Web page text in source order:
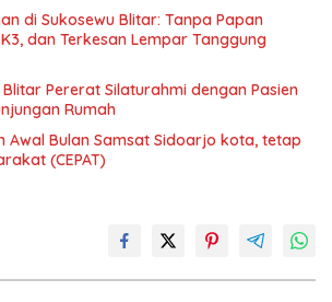
di Sukosewu Blitar: Tanpa Papan
dan Terkesan Lempar Tanggung
Blitar Pererat Silaturahmi dengan Pasien
Rumah
Awal Bulan Samsat Sidoarjo kota, tetap
(CEPAT)